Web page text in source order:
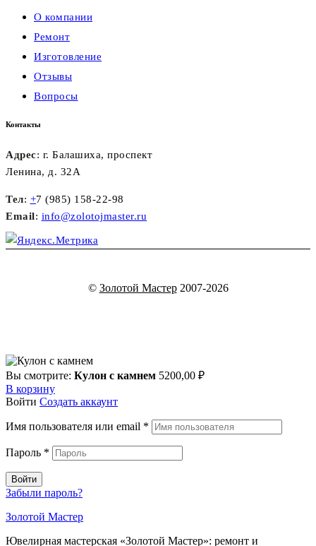
О компании
Ремонт
Изготовление
Отзывы
Вопросы
Контакты
Адрес: г. Балашиха, проспект
Ленина, д. 32А
Тел: +7 (985) 158-22-98
Email: info@zolotojmaster.ru
© Золотой Мастер2007-2026
Вы смотрите: Кулон с камнем 5200,00 ₽
В корзину
Войти Создать аккаунт
Имя пользователя или email *
Пароль *
Войти
Забыли пароль?
Золотой Мастер
Ювелирная мастерская «Золотой Мастер»: ремонт и